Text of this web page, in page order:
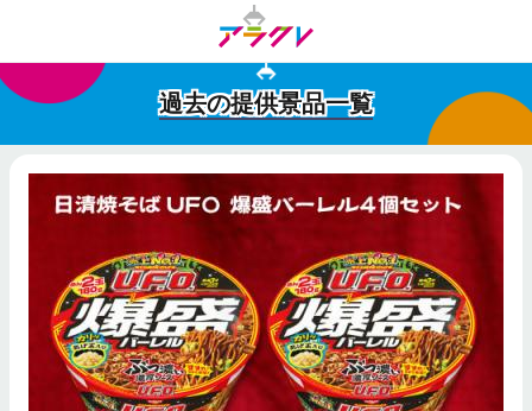
過去の提供景品一覧